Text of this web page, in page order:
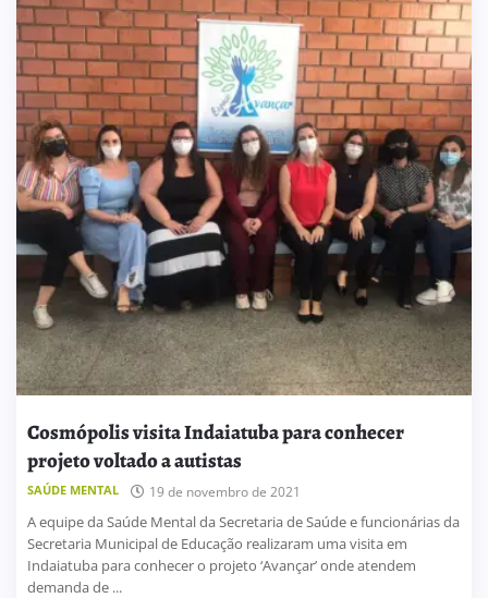
Cosmópolis visita Indaiatuba para conhecer
projeto voltado a autistas
SAÚDE MENTAL 19 de novembro de 2021
A equipe da Saúde Mental da Secretaria de Saúde e funcionárias da
Secretaria Municipal de Educação realizaram uma visita em
Indaiatuba para conhecer o projeto ‘Avançar’ onde atendem
demanda de ...